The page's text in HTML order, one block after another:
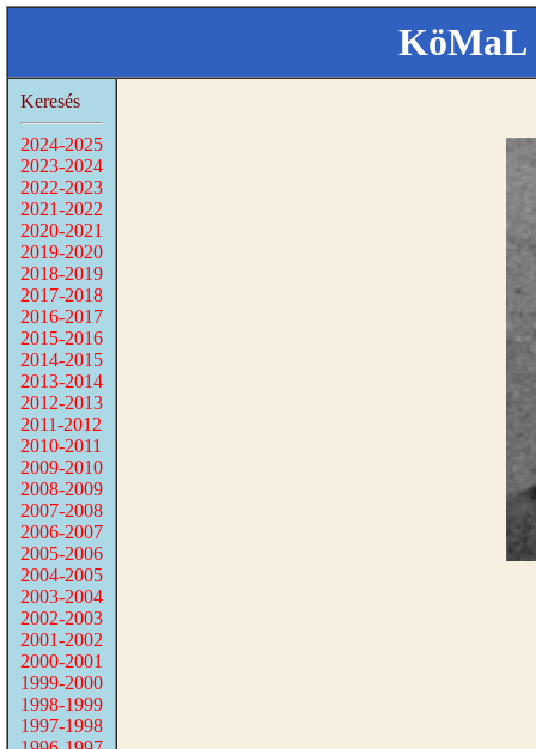
KöMaL
Keresés
2024-2025
2023-2024
2022-2023
2021-2022
2020-2021
2019-2020
2018-2019
2017-2018
2016-2017
2015-2016
2014-2015
2013-2014
2012-2013
2011-2012
2010-2011
2009-2010
2008-2009
2007-2008
2006-2007
2005-2006
2004-2005
2003-2004
2002-2003
2001-2002
2000-2001
1999-2000
1998-1999
1997-1998